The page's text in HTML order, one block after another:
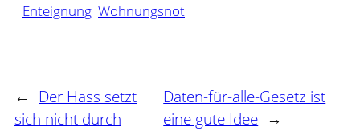
Enteignung Wohnungsnot
←
Der Hass setzt
sich nicht durch
Daten-für-alle-Gesetz ist
eine gute Idee →